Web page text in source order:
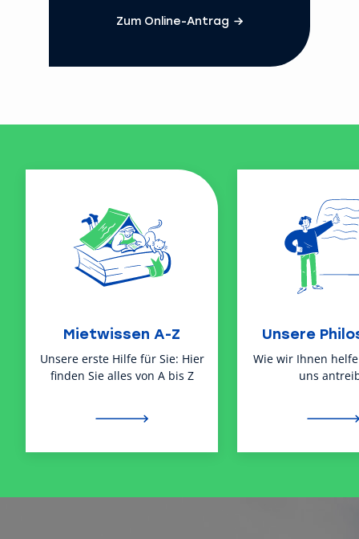
Zum Online-Antrag
Mietwissen A-Z
Unsere erste Hilfe für Sie: Hier
finden Sie alles von A bis Z
Unsere
Wie wir Ihnen
uns